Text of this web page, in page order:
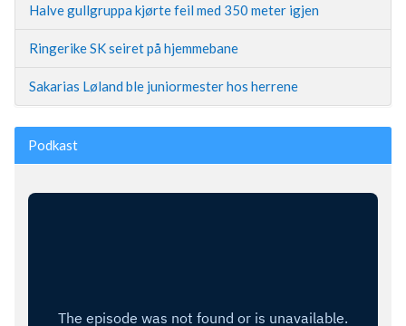
Halve gullgruppa kjørte feil med 350 meter igjen
Ringerike SK seiret på hjemmebane
Sakarias Løland ble juniormester hos herrene
Podkast